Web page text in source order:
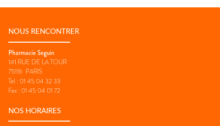
NOUS RENCONTRER
Pharmacie Seguin
141 RUE DE LA TOUR
75116 PARIS
Tel : 01 45 04 32 33
Fax : 01 45 04 01 72
NOS HORAIRES